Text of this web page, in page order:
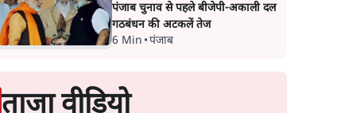
पंजाब चुनाव से पहले बीजेपी-अकाली दल
गठबंधन की अटकलें तेज
6 Min •पंजाब